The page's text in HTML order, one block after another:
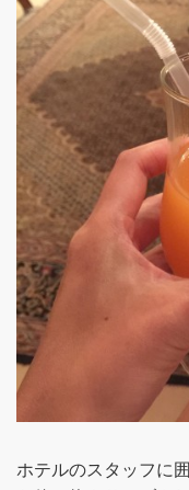
ホテルのスタッフに